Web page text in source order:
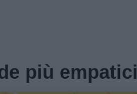
più empatici